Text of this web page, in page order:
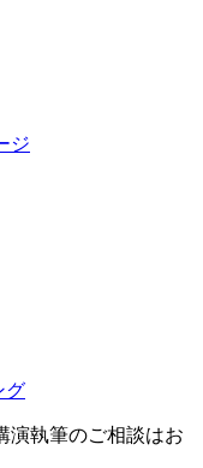
ジ
演執筆のご相談はお